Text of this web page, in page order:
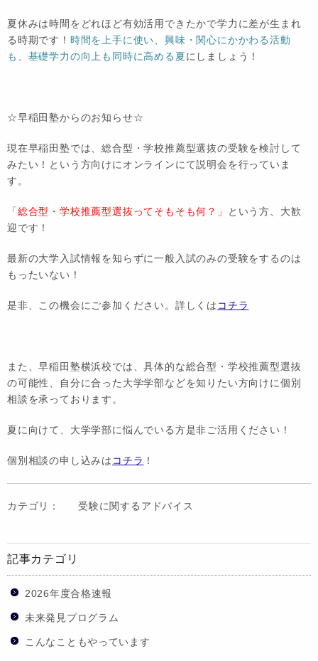
夏休みは時間をどれほど有効活用できたかで学力に差が生まれ
る時期です！ 時間を上手に使い、興味・関心にかかわる活動
も、基礎学力の向上も同時に高める夏にしましょう！
☆早稲田塾からのお知らせ☆
現在早稲田塾では、総合型・学校推薦型選抜の受験を検討して
みたい！という方向けにオンラインにて説明会を行っていま
す。
「総合型・学校推薦型選抜ってそもそも何？」
という方、大歓
迎です！
最新の大学入試情報を知らずに一般入試のみの受験をするのは
もったいない！
是非、この機会にご参加ください。詳しくは コチラ
また、早稲田塾横浜校では、具体的な総合型・学校推薦型選抜
の可能性、自分に合った大学学部などを知りたい方向けに個別
相談を承っております。
夏に向けて、大学学部に悩んでいる方是非ご活用ください！
個別相談の申し込みは コチラ ！
カテゴリ： 受験に関するアドバイス
記事カテゴリ
2026年度合格速報
未来発見プログラム
こんなこともやっています